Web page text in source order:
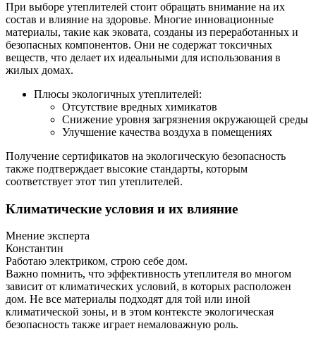
При выборе утеплителей стоит обращать внимание на их
состав и влияние на здоровье. Многие инновационные
материалы, такие как эковата, созданы из переработанных и
безопасных компонентов. Они не содержат токсичных
веществ, что делает их идеальными для использования в
жилых домах.
Плюсы экологичных утеплителей:
Отсутствие вредных химикатов
Снижение уровня загрязнения окружающей среды
Улучшение качества воздуха в помещениях
Получение сертификатов на экологическую безопасность
также подтверждает высокие стандарты, которым
соответствует этот тип утеплителей.
Климатические условия и их влияние
Мнение эксперта
Константин
Работаю электриком, строю себе дом.
Важно помнить, что эффективность утеплителя во многом
зависит от климатических условий, в которых расположен
дом. Не все материалы подходят для той или иной
климатической зоны, и в этом контексте экологическая
безопасность также играет немаловажную роль.